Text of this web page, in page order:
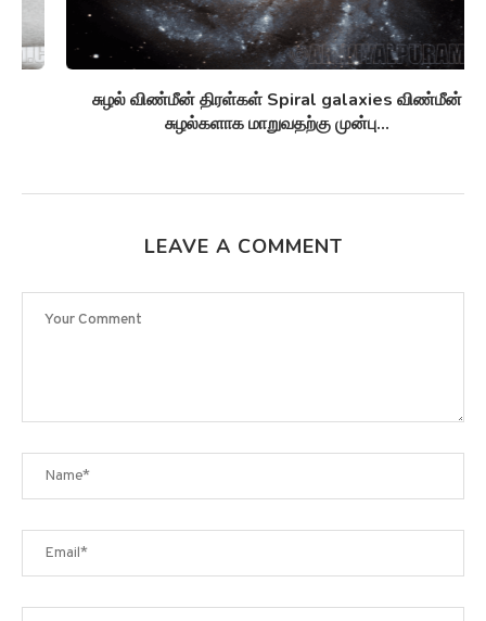
சுழல் விண்மீன் திரள்கள் Spiral galaxies விண்மீன்
சுழல்களாக மாறுவதற்கு முன்பு...